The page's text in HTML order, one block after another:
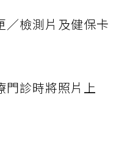
／檢測片及健保卡
門診時將照片上